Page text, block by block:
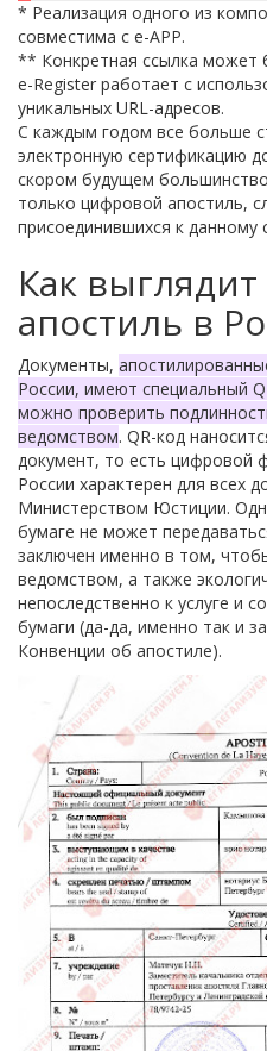
* Реализация одного из
совместима с e-APP.
** Конкретная ссылка может
e-Register работает с
уникальных URL-адресов.
С каждым годом все больше
электронную сертификацию
скором будущем
только цифровой апостиль,
присоединившихся к данному
Как
апостиль в
Документы,
России, имеют специальный
можно проверить
ведомством. QR-код
документ, то есть цифровой
России характерен для всех
Министерством Юстиции.
бумаге не может
заключен именно в том,
ведомством, а также
непоследственно к услуге и
бумаги (да-да, именно так и
Конвенции об апостиле).